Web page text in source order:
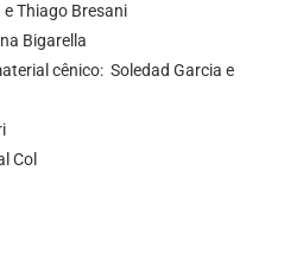
Thiago Bresani
Bigarella
cênico: Soledad Garcia e
Col